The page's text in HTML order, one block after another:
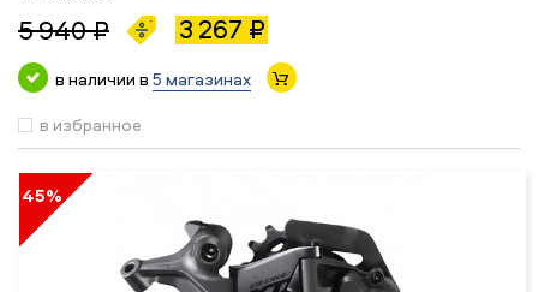
5 940 ₽ 3 267 ₽
в наличии в 5 магазинах
в избранное
45%